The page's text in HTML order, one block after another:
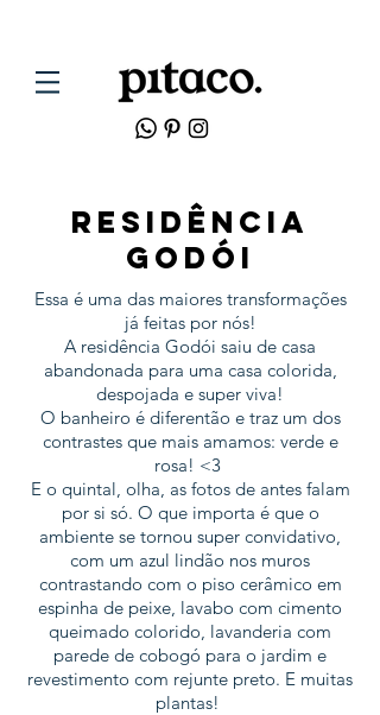
residência
godÓI
Essa é uma das maiores transformações
já feitas por nós!
A residência Godói saiu de casa
abandonada para uma casa colorida,
despojada e super viva!
O banheiro é diferentão e traz um dos
contrastes que mais amamos: verde e
rosa! <3
E o quintal, olha, as fotos de antes falam
por si só. O que importa é que o
ambiente se tornou super convidativo,
com um azul lindão nos muros
contrastando com o piso cerâmico em
espinha de peixe, lavabo com cimento
queimado colorido, lavanderia com
parede de cobogó para o jardim e
revestimento com rejunte preto. E muitas
plantas!